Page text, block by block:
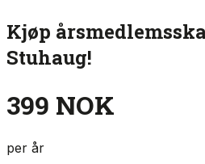
Kjøp
Stuhaug!
399 NOK
per år